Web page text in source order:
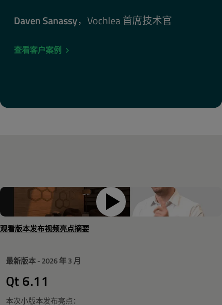
Daven Sanassy，Vochlea 首席技术官
查看客户案例
观看版本发布视频亮点摘要
最新版本 - 2026 年 3 月
Qt 6.11
本次小版本发布亮点：